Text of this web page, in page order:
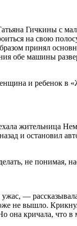
Гичкины с
на свою
принял
обе машины
и ребенок в
жительница
и остановил
не понимая,
—
не вышло.
она кричала, что